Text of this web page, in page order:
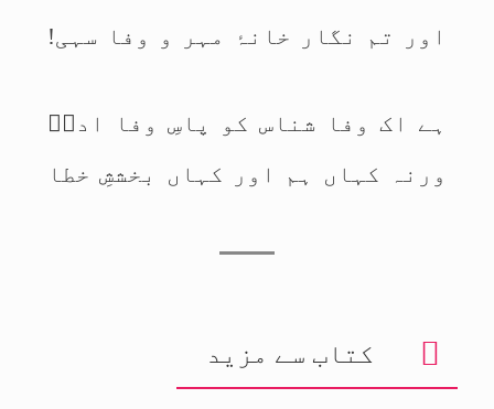
اور تم نگار خانۂ مہر و وفا سہی!
ہے اک وفا شناس کو پاسِ وفا اداؔ
ورنہ کہاں ہم اور کہاں بخششِ خطا
کتاب سے مزید